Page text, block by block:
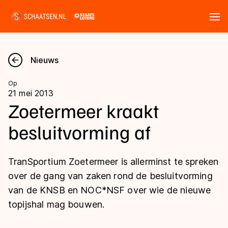
Nieuws
Kalender
Disciplines
Langebaan
Shorttrack
Inlineskaten
Uitslagen
Langebaan
Shorttrack
Tijden & historie
Nieuws
Op
21 mei 2013
Zoetermeer kraakt
besluitvorming af
TranSportium Zoetermeer is allerminst te spreken
over de gang van zaken rond de besluitvorming
van de KNSB en NOC*NSF over wie de nieuwe
topijshal mag bouwen.